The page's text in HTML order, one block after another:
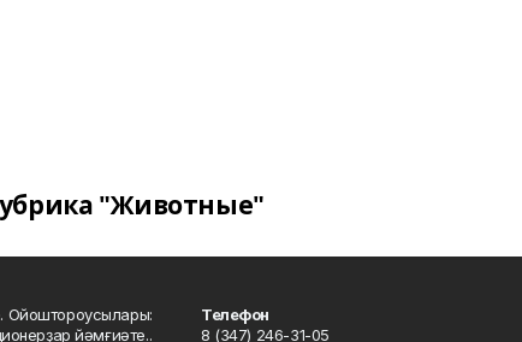
"Животные"
Ойоштороусылары:
йәмғиәте..
Телефон
8 (347) 246-31-05